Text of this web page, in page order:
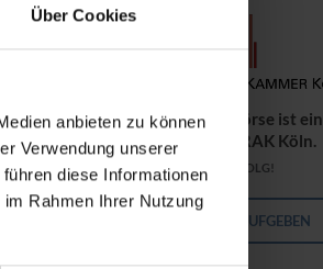
Über Cookies
anbieten zu können
Verwendung unserer
diese Informationen
Rahmen Ihrer Nutzung
Die Kanzleibörse ist ein
Service der RAK Köln.
VIEL ERFOLG!
ANGEBOT AUFGEBEN